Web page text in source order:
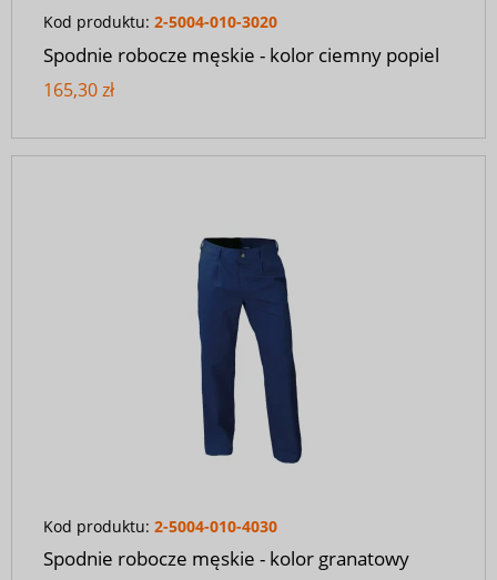
Kod produktu: 2-5004-010-3020
Spodnie robocze męskie - kolor ciemny popiel
165,30 zł
Kod produktu: 2-5004-010-4030
Spodnie robocze męskie - kolor granatowy